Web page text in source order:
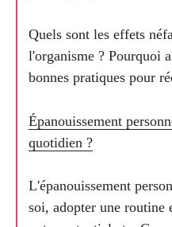
Quels sont les effets
l'organisme ? Pourquoi
bonnes pratiques pour
Épanouissement
quotidien ?
L'épanouissement
soi, adopter une routine